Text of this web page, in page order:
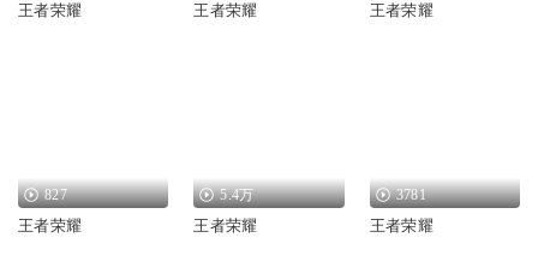
王者荣耀 王者荣耀 王者荣耀
827
王者荣耀
5.4万
王者荣耀
3781
王者荣耀